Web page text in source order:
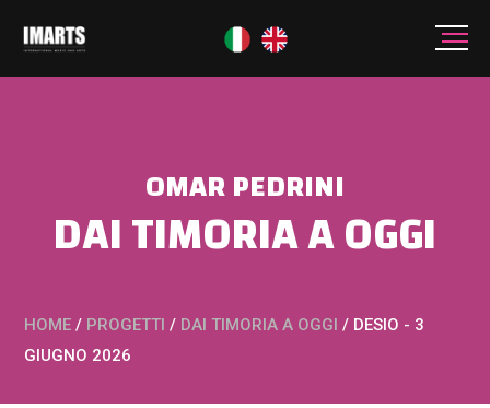
OMAR PEDRINI
DAI TIMORIA A OGGI
HOME / PROGETTI / DAI TIMORIA A OGGI / DESIO - 3
GIUGNO 2026